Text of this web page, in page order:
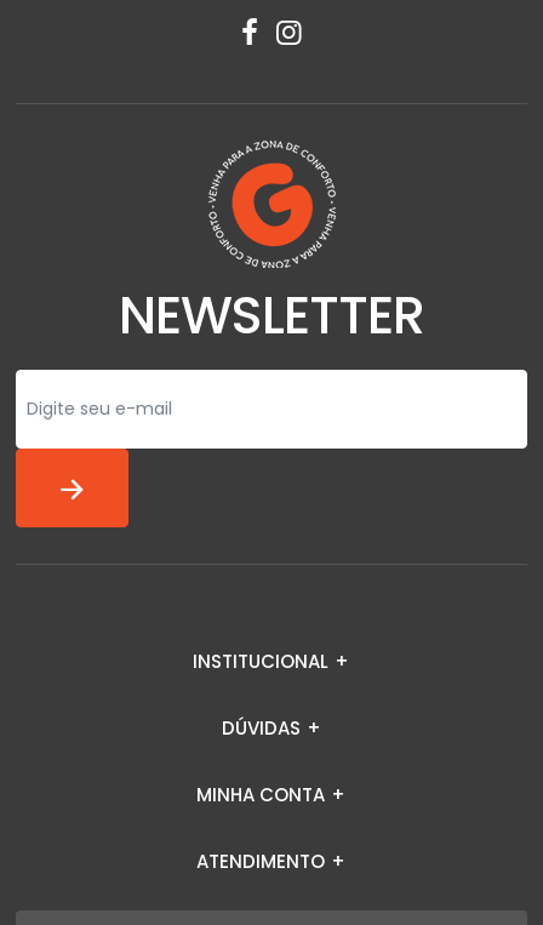
NEWSLETTER
INSTITUCIONAL
DÚVIDAS
MINHA CONTA
ATENDIMENTO